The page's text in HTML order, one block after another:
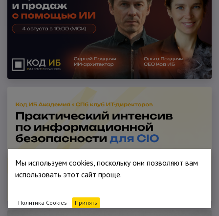
Мы используем cookies, поскольку они позволяют вам
использовать этот сайт проще.
Политика Cookies Принять